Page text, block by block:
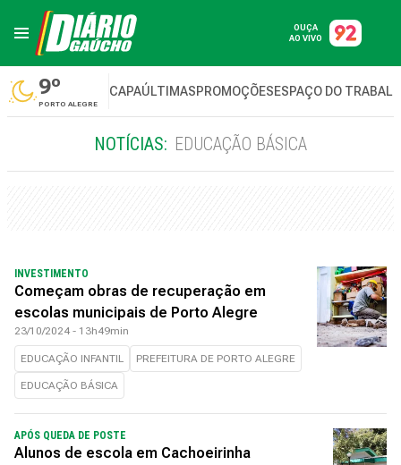
OUÇA
AO VIVO
9º
PORTO ALEGRE
CAPAÚLTIMASPROMOÇÕESESPAÇO DO
NOTÍCIAS: EDUCAÇÃO BÁSICA
INVESTIMENTO
Começam obras de recuperação em
escolas municipais de Porto Alegre
23/10/2024 - 13h49min
EDUCAÇÃO INFANTIL PREFEITURA DE PORTO ALEGRE
EDUCAÇÃO BÁSICA
APÓS QUEDA DE POSTE
Alunos de escola em Cachoeirinha